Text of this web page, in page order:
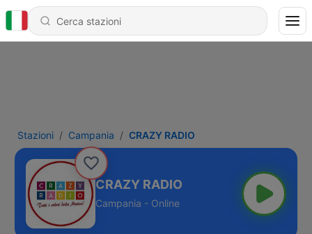
Stazioni Campania CRAZY RADIO
CRAZY RADIO
Campania - Online